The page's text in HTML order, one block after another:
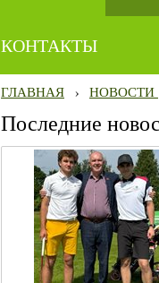
КОНТАКТЫ
ГЛАВНАЯ › НОВОСТИ
Последние